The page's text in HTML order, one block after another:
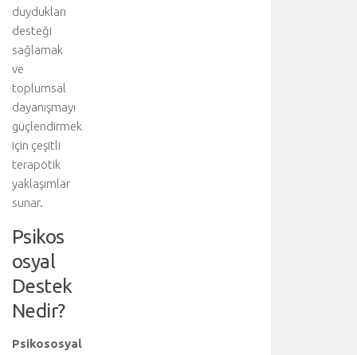
duydukları
desteği
sağlamak
ve
toplumsal
dayanışmayı
güçlendirmek
için çeşitli
terapötik
yaklaşımlar
sunar.
Psikos
osyal
Destek
Nedir?
Psikososyal